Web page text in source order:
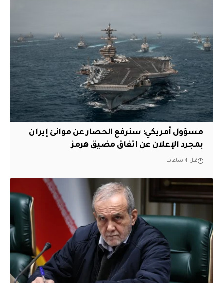
مسؤول أمريكي: سنرفع الحصار عن موانئ إيران
بمجرد الإعلان عن اتفاق مضيق هرمز
قبل 4 ساعات